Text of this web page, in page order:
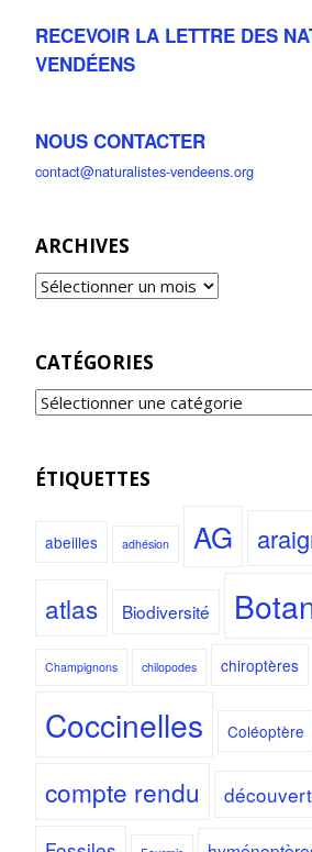
RECEVOIR LA LETTRE DES
VENDÉENS
NOUS CONTACTER
contact@naturalistes-vendeens.org
ARCHIVES
CATÉGORIES
ÉTIQUETTES
abeilles adhésion AG
atlas Biodiversité
Champignons chilopodes chiroptères
Coccinelles Coléoptère
compte rendu